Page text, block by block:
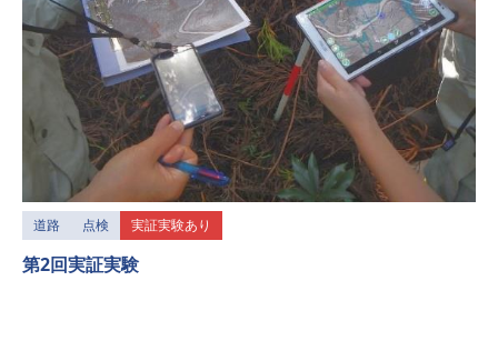
道路 点検 実証実験あり
第2回実証実験